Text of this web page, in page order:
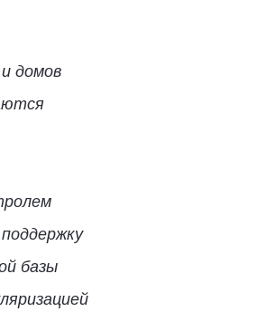
домов
базы